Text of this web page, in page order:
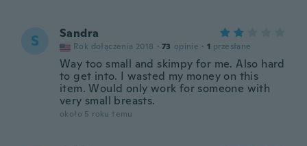
S Sandra
Rok dołączenia 2018 · 73 opinie · 1 przesłane
Way too small and skimpy for me. Also hard
to get into. I wasted my money on this
item. Would only work for someone with
very small breasts.
około 5 roku temu